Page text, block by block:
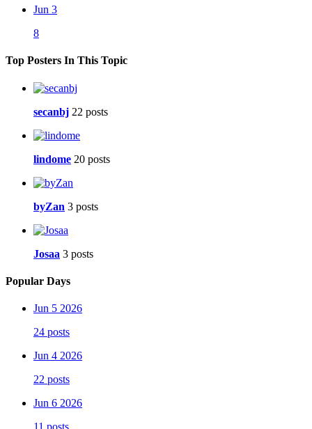
Jun 3
8
Top Posters In This Topic
secanbj 22 posts
lindome 20 posts
byZan 3 posts
Josaa 3 posts
Popular Days
Jun 5 2026
24 posts
Jun 4 2026
22 posts
Jun 6 2026